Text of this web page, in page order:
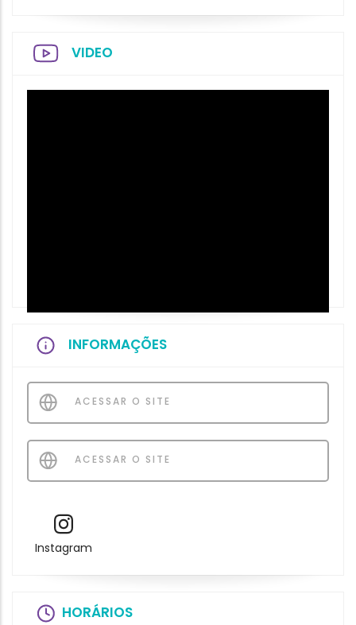
VIDEO
INFORMAÇÕES
ACESSAR O SITE
ACESSAR O SITE
Instagram
HORÁRIOS